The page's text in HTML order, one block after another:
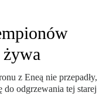
żywa
z Eneą nie przepadły,
do odgrzewania tej starej